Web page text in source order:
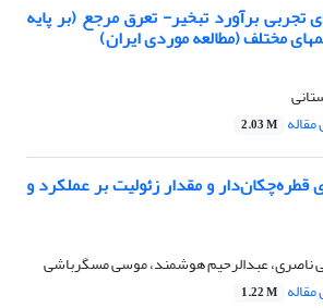
تجربی برآورد تبخیر- تعرق مرجع (بر پایه
مختلف (مطالعه موردی ایران)
2.03 M
و مقدار زئولیت بر عملکرد و
ناصری، عبدالرحیم هوشمند، موسی مسگرباشی
1.22 M